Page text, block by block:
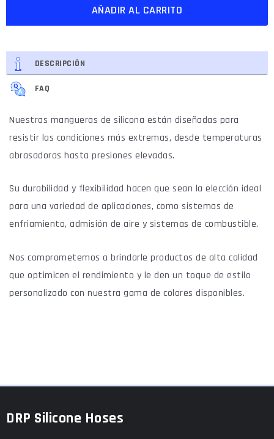
AÑADIR AL CARRITO
DESCRIPCIÓN
FAQ
Nuestras mangueras de silicona están diseñadas para
resistir las condiciones más extremas, desde temperaturas
abrasadoras hasta presiones elevadas.
Su durabilidad y flexibilidad hacen que sean la elección ideal
para una variedad de aplicaciones, como sistemas de
enfriamiento, admisión de aire y sistemas de combustible.
Nos comprometemos a brindarle productos de alta calidad
que optimicen el rendimiento y le den un toque de estilo
personalizado con nuestra gama de colores disponibles.
DRP Silicone Hoses